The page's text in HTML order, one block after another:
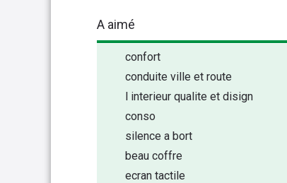
A aimé
confort
conduite ville et route
l interieur qualite et disign
conso
silence a bort
beau coffre
ecran tactile